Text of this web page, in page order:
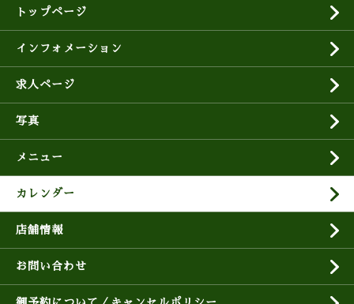
トップページ
インフォメーション
求人ページ
写真
メニュー
カレンダー
店舗情報
お問い合わせ